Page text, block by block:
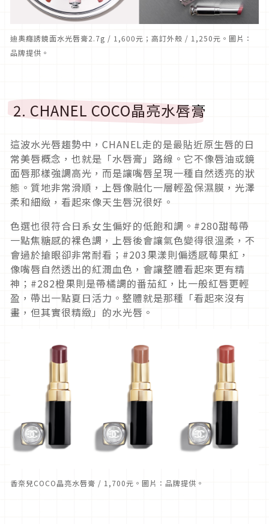
迪奧癮誘鏡面水光唇膏2.7g / 1,600元；高訂外殼 / 1,250元。圖片：
品牌提供。
2. CHANEL COCO晶亮水唇膏
這波水光唇趨勢中，CHANEL走的是最貼近原生唇的日
常美唇概念，也就是「水唇膏」路線。它不像唇油或鏡
面唇那樣強調高光，而是讓嘴唇呈現一種自然透亮的狀
態。質地非常滑順，上唇像融化一層輕盈保濕膜，光澤
柔和細緻，看起來像天生唇況很好。
色選也很符合日系女生偏好的低飽和調。#280甜莓帶
一點焦糖感的裸色調，上唇後會讓氣色變得很溫柔，不
會過於搶眼卻非常耐看；#203果漾則偏透感莓果紅，
像嘴唇自然透出的紅潤血色，會讓整體看起來更有精
神；#282橙果則是帶橘調的番茄紅，比一般紅唇更輕
盈，帶出一點夏日活力。整體就是那種「看起來沒有
畫，但其實很精緻」的水光唇。
香奈兒COCO晶亮水唇膏 / 1,700元。圖片：品牌提供。